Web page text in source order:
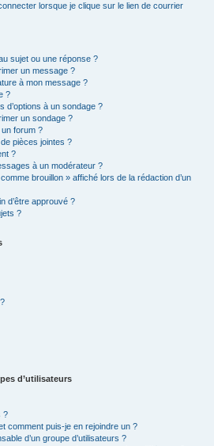
lorsque je clique sur le lien de courrier
sujet ou une réponse ?
un message ?
à mon message ?
?
d’options à un sondage ?
un sondage ?
forum ?
pièces jointes ?
?
à un modérateur ?
brouillon » affiché lors de la rédaction d’un
d’être approuvé ?
?
d’utilisateurs
?
comment puis-je en rejoindre un ?
d’un groupe d’utilisateurs ?